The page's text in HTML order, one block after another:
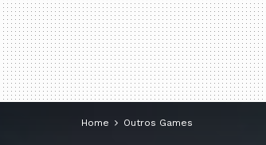
Home Outros Games